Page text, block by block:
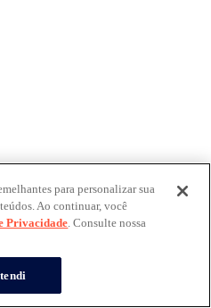
para personalizar sua
Ao continuar, você
Privacidade. Consulte nossa